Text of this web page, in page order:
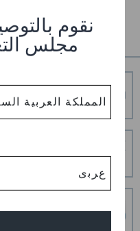
نقوم
مجلس
توصيل مجاني على
هل غيرت رأيك؟ لا